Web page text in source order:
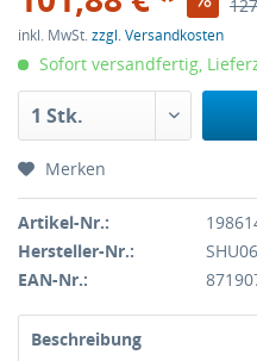
inkl. MwSt.zzgl. Versandkosten
Sofort versandfertig,
Merken
Artikel-Nr.:
Hersteller-Nr.:
EAN-Nr.:
Beschreibung